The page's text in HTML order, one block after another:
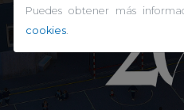
Puedes obtener más
cookies